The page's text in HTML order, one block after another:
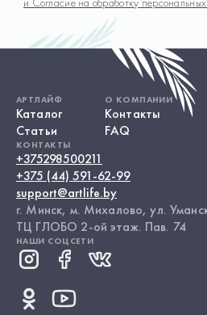
АРТЛАЙФ
Каталог
Статьи
О КОМПАНИИ
Контакты
FAQ
КОНТАКТЫ
+375298500211
+375 (44) 591-62-99
support@artlife.by
г. Минск, м. Михалово, ул.
ТЦ ГЛОБО 2-ой этаж. Пав. 74
НАШИ СОЦСЕТИ